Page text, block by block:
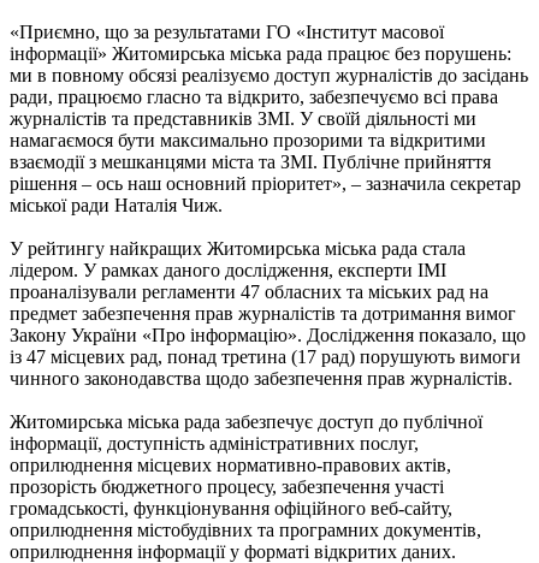
«Приємно, що за результатами ГО «Інститут масової
інформації» Житомирська міська рада працює без порушень:
ми в повному обсязі реалізуємо доступ журналістів до засідань
ради, працюємо гласно та відкрито, забезпечуємо всі права
журналістів та представників ЗМІ. У своїй діяльності ми
намагаємося бути максимально прозорими та відкритими
взаємодії з мешканцями міста та ЗМІ. Публічне прийняття
рішення – ось наш основний пріоритет», – зазначила секретар
міської ради Наталія Чиж.
У рейтингу найкращих Житомирська міська рада стала
лідером. У рамках даного дослідження, експерти ІМІ
проаналізували регламенти 47 обласних та міських рад на
предмет забезпечення прав журналістів та дотримання вимог
Закону України «Про інформацію». Дослідження показало, що
із 47 місцевих рад, понад третина (17 рад) порушують вимоги
чинного законодавства щодо забезпечення прав журналістів.
Житомирська міська рада забезпечує доступ до публічної
інформації, доступність адміністративних послуг,
оприлюднення місцевих нормативно-правових актів,
прозорість бюджетного процесу, забезпечення участі
громадськості, функціонування офіційного веб-сайту,
оприлюднення містобудівних та програмних документів,
оприлюднення інформації у форматі відкритих даних.